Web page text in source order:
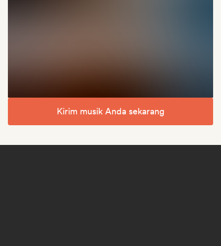
Kirim musik Anda sekarang